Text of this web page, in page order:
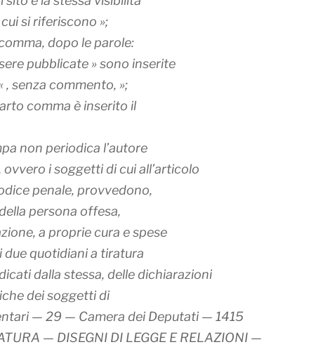
si riferiscono »;
dopo le parole:
pubblicate » sono inserite
, senza commento, »;
comma è inserito il
non periodica l’autore
i soggetti di cui all’articolo
penale, provvedono,
persona offesa,
a proprie cura e spese
due quotidiani a tiratura
dalla stessa, delle dichiarazioni
dei soggetti di
— 29 — Camera dei Deputati — 1415
— DISEGNI DI LEGGE E RELAZIONI —